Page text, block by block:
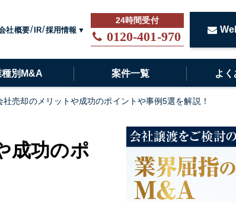
社概要 IR 採用情報 0120-401-970
種別M&A 案件一覧 よく
売却のメリットや成功のポイントや事例5選を解説！
成功のポ